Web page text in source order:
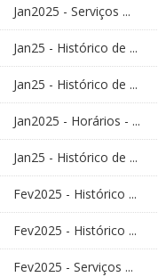
Jan2025 - Serviços ...
Jan25 - Histórico de ...
Jan25 - Histórico de ...
Jan2025 - Horários - ...
Jan25 - Histórico de ...
Fev2025 - Histórico ...
Fev2025 - Histórico ...
Fev2025 - Serviços ...